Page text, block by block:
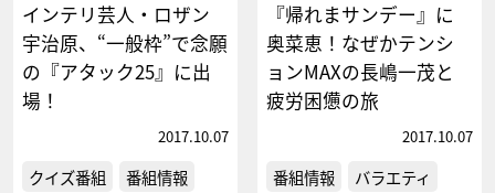
インテリ芸人・ロザン
宇治原、“一般枠”で念願
の『アタック25』に出
場！
2017.10.07
クイズ番組 番組情報
『帰れまサンデー』に
奥菜恵！なぜかテンシ
ョンMAXの長嶋一茂と
疲労困憊の旅
2017.10.07
番組情報 バラエティ